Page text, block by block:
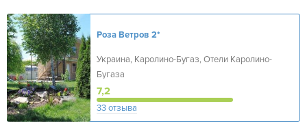
Роза Ветров 2*
Украина, Каролино-Бугаз, Отели Каролино-
Бугаза
7,2
33 отзыва